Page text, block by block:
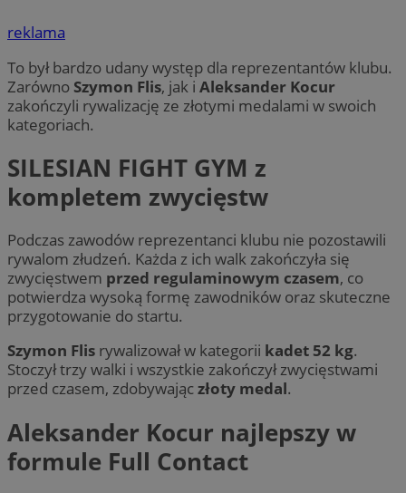
reklama
To był bardzo udany występ dla reprezentantów klubu.
Zarówno Szymon Flis, jak i Aleksander Kocur
zakończyli rywalizację ze złotymi medalami w swoich
kategoriach.
SILESIAN FIGHT GYM z
kompletem zwycięstw
Podczas zawodów reprezentanci klubu nie pozostawili
rywalom złudzeń. Każda z ich walk zakończyła się
zwycięstwem przed regulaminowym czasem, co
potwierdza wysoką formę zawodników oraz skuteczne
przygotowanie do startu.
Szymon Flis rywalizował w kategorii kadet 52 kg.
Stoczył trzy walki i wszystkie zakończył zwycięstwami
przed czasem, zdobywajączłoty medal.
Aleksander Kocur najlepszy w
formule Full Contact